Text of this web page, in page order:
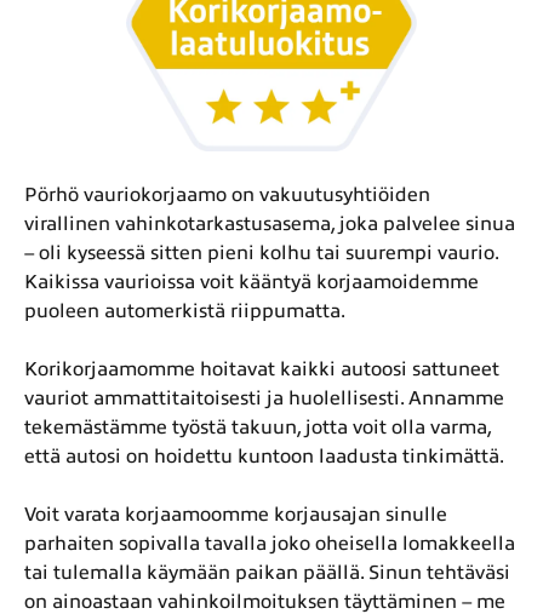
Pörhö vauriokorjaamo on vakuutusyhtiöiden
virallinen vahinkotarkastusasema, joka palvelee sinua
– oli kyseessä sitten pieni kolhu tai suurempi vaurio.
Kaikissa vaurioissa voit kääntyä korjaamoidemme
puoleen automerkistä riippumatta.
Korikorjaamomme hoitavat kaikki autoosi sattuneet
vauriot ammattitaitoisesti ja huolellisesti. Annamme
tekemästämme työstä takuun, jotta voit olla varma,
että autosi on hoidettu kuntoon laadusta tinkimättä.
Voit varata korjaamoomme korjausajan sinulle
parhaiten sopivalla tavalla joko oheisella lomakkeella
tai tulemalla käymään paikan päällä. Sinun tehtäväsi
on ainoastaan vahinkoilmoituksen täyttäminen – me